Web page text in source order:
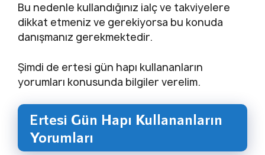
Bu nedenle kullandığınız ialç ve takviyelere
dikkat etmeniz ve gerekiyorsa bu konuda
danışmanız gerekmektedir.
Şimdi de ertesi gün hapı kullananların
yorumları konusunda bilgiler verelim.
Ertesi Gün Hapı Kullananların
Yorumları